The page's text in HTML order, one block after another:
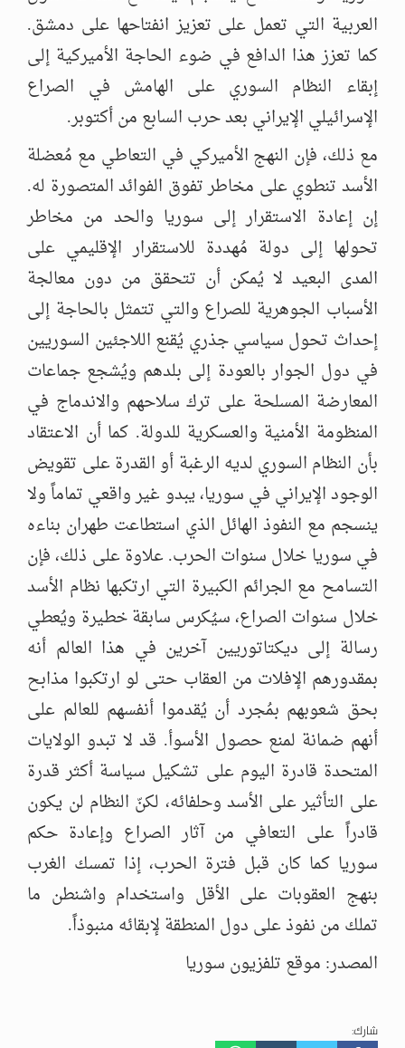
العربية التي تعمل على تعزيز انفتاحها على دمشق.
كما تعزز هذا الدافع في ضوء الحاجة الأميركية إلى
إبقاء النظام السوري على الهامش في الصراع
الإسرائيلي الإيراني بعد حرب السابع من أكتوبر.
مع ذلك، فإن النهج الأميركي في التعاطي مع مُعضلة
الأسد تنطوي على مخاطر تفوق الفوائد المتصورة له.
إن إعادة الاستقرار إلى سوريا والحد من مخاطر
تحولها إلى دولة مُهددة للاستقرار الإقليمي على
المدى البعيد لا يُمكن أن تتحقق من دون معالجة
الأسباب الجوهرية للصراع والتي تتمثل بالحاجة إلى
إحداث تحول سياسي جذري يُقنع اللاجئين السوريين
في دول الجوار بالعودة إلى بلدهم ويُشجع جماعات
المعارضة المسلحة على ترك سلاحهم والاندماج في
المنظومة الأمنية والعسكرية للدولة. كما أن الاعتقاد
بأن النظام السوري لديه الرغبة أو القدرة على تقويض
الوجود الإيراني في سوريا، يبدو غير واقعي تماماً ولا
ينسجم مع النفوذ الهائل الذي استطاعت طهران بناءه
في سوريا خلال سنوات الحرب. علاوة على ذلك، فإن
التسامح مع الجرائم الكبيرة التي ارتكبها نظام الأسد
خلال سنوات الصراع، سيُكرس سابقة خطيرة ويُعطي
رسالة إلى ديكتاتوريين آخرين في هذا العالم أنه
بمقدورهم الإفلات من العقاب حتى لو ارتكبوا مذابح
بحق شعوبهم بمُجرد أن يُقدموا أنفسهم للعالم على
أنهم ضمانة لمنع حصول الأسوأ. قد لا تبدو الولايات
المتحدة قادرة اليوم على تشكيل سياسة أكثر قدرة
على التأثير على الأسد وحلفائه، لكنّ النظام لن يكون
قادراً على التعافي من آثار الصراع وإعادة حكم
سوريا كما كان قبل فترة الحرب، إذا تمسك الغرب
بنهج العقوبات على الأقل واستخدام واشنطن ما
تملك من نفوذ على دول المنطقة لإبقائه منبوذاً.
المصدر: موقع تلفزيون سوريا
شارك: